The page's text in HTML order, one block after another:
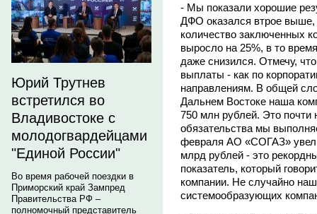
Юрий Трутнев
встретился во
Владивостоке с
молодогвардейцами
"Единой России"
Во время рабочей поездки в
Приморский край Зампред
Правительства РФ –
полномочный представитель
- Мы показали хорошие
ДФО оказался втрое выше,
количество заключенных
выросло на 25%, в то
даже снизился. Отмечу,
выплаты - как по
направлениям. В общей
Дальнем Востоке наша
750 млн рублей. Это
обязательства мы
февраля АО «СОГАЗ»
млрд рублей - это
показатель, который
компании. Не случайно
системообразующих